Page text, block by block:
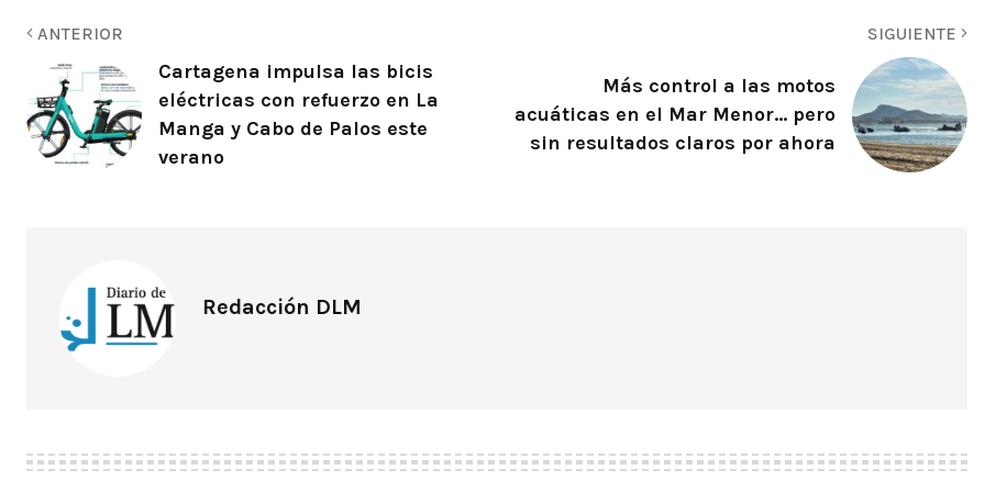
ANTERIOR
Cartagena impulsa las bicis
eléctricas con refuerzo en La
Manga y Cabo de Palos este
verano
SIGUIENTE
Más control a las motos
acuáticas en el Mar Menor… pero
sin resultados claros por ahora
Redacción DLM